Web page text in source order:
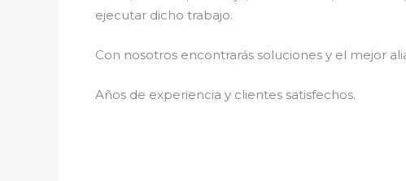
ejecutar dicho trabajo.
Con nosotros encontrarás soluciones y el mejor
Años de experiencia y clientes satisfechos.